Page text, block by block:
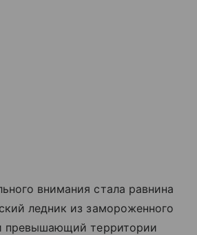
внимания стала равнина
ледник из замороженного
превышающий территории